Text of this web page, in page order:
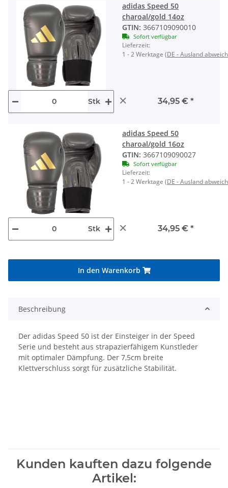
adidas Speed 50
charoal/gold 14oz
GTIN: 3667109090010
Sofort verfügbar
Lieferzeit:
1 - 2 Werktage (DE - Ausland
Stk × 34,95 € *
adidas Speed 50
charoal/gold 16oz
GTIN: 3667109090027
Sofort verfügbar
Lieferzeit:
1 - 2 Werktage (DE - Ausland
Stk × 34,95 € *
In den Warenkorb
Beschreibung
Der adidas Speed 50 ist der Einsteiger in der Speed
Serie und besteht aus strapazierfähigem Kunstleder
mit optimaler Dämpfung. Der 7,5cm breite
Klettverschluss sorgt für zusätzliche Stabilität.
Kunden kauften dazu folgende
Artikel: